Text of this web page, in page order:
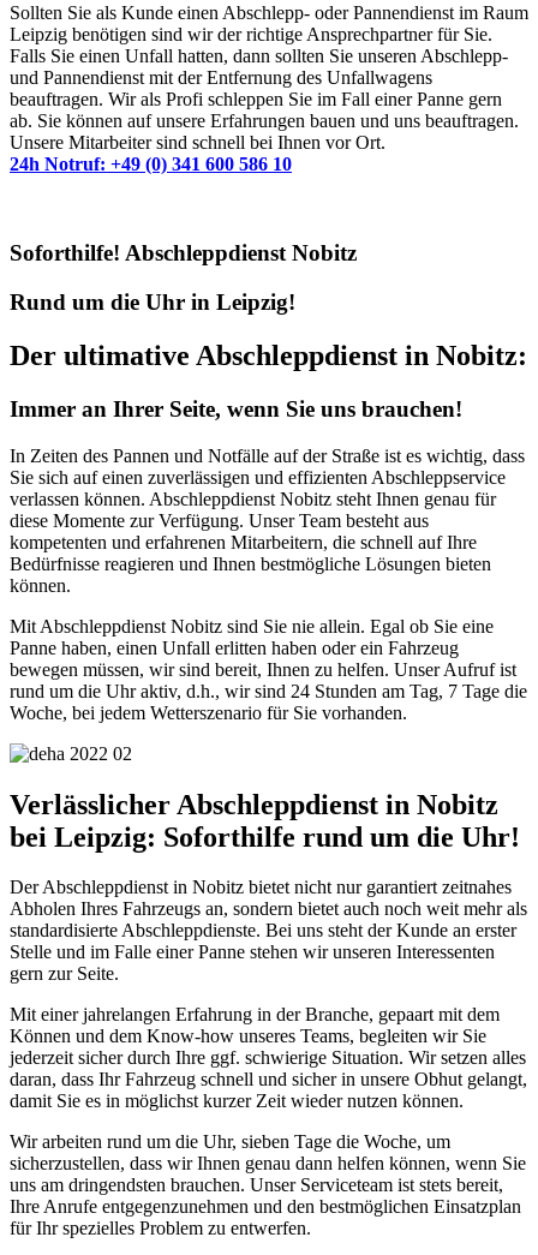
Sollten Sie als Kunde einen Abschlepp- oder Pannendienst im Raum
Leipzig benötigen sind wir der richtige Ansprechpartner für Sie.
Falls Sie einen Unfall hatten, dann sollten Sie unseren Abschlepp-
und Pannendienst mit der Entfernung des Unfallwagens
beauftragen. Wir als Profi schleppen Sie im Fall einer Panne gern
ab. Sie können auf unsere Erfahrungen bauen und uns beauftragen.
Unsere Mitarbeiter sind schnell bei Ihnen vor Ort.
24h Notruf: +49 (0) 341 600 586 10
Soforthilfe! Abschleppdienst Nobitz
Rund um die Uhr in Leipzig!
Der ultimative Abschleppdienst in Nobitz:
Immer an Ihrer Seite, wenn Sie uns brauchen!
In Zeiten des Pannen und Notfälle auf der Straße ist es wichtig, dass
Sie sich auf einen zuverlässigen und effizienten Abschleppservice
verlassen können. Abschleppdienst Nobitz steht Ihnen genau für
diese Momente zur Verfügung. Unser Team besteht aus
kompetenten und erfahrenen Mitarbeitern, die schnell auf Ihre
Bedürfnisse reagieren und Ihnen bestmögliche Lösungen bieten
können.
Mit Abschleppdienst Nobitz sind Sie nie allein. Egal ob Sie eine
Panne haben, einen Unfall erlitten haben oder ein Fahrzeug
bewegen müssen, wir sind bereit, Ihnen zu helfen. Unser Aufruf ist
rund um die Uhr aktiv, d.h., wir sind 24 Stunden am Tag, 7 Tage die
Woche, bei jedem Wetterszenario für Sie vorhanden.
Verlässlicher Abschleppdienst in Nobitz
bei Leipzig: Soforthilfe rund um die Uhr!
Der Abschleppdienst in Nobitz bietet nicht nur garantiert zeitnahes
Abholen Ihres Fahrzeugs an, sondern bietet auch noch weit mehr als
standardisierte Abschleppdienste. Bei uns steht der Kunde an erster
Stelle und im Falle einer Panne stehen wir unseren Interessenten
gern zur Seite.
Mit einer jahrelangen Erfahrung in der Branche, gepaart mit dem
Können und dem Know-how unseres Teams, begleiten wir Sie
jederzeit sicher durch Ihre ggf. schwierige Situation. Wir setzen alles
daran, dass Ihr Fahrzeug schnell und sicher in unsere Obhut gelangt,
damit Sie es in möglichst kurzer Zeit wieder nutzen können.
Wir arbeiten rund um die Uhr, sieben Tage die Woche, um
sicherzustellen, dass wir Ihnen genau dann helfen können, wenn Sie
uns am dringendsten brauchen. Unser Serviceteam ist stets bereit,
Ihre Anrufe entgegenzunehmen und den bestmöglichen Einsatzplan
für Ihr spezielles Problem zu entwerfen.